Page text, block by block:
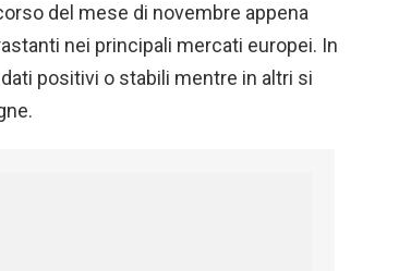
del mese di novembre appena
nei principali mercati europei. In
positivi o stabili mentre in altri si